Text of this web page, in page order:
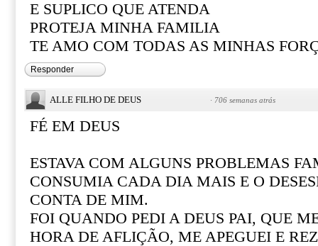
E SUPLICO QUE ATENDA
PROTEJA MINHA FAMILIA
TE AMO COM TODAS AS MINHAS
Responder
ALLE FILHO DE DEUS · 706 semanas atrás
FÉ EM DEUS
ESTAVA COM ALGUNS PROBLEMAS
CONSUMIA CADA DIA MAIS E O
CONTA DE MIM.
FOI QUANDO PEDI A DEUS PAI, QUE
HORA DE AFLIÇÃO, ME APEGUEI E